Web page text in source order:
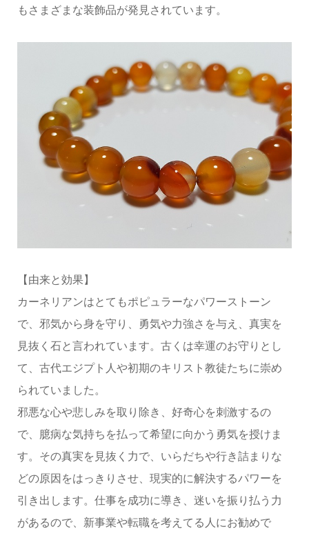
もさまざまな装飾品が発見されています。
【由来と効果】
カーネリアンはとてもポピュラーなパワーストーン
で、邪気から身を守り、勇気や力強さを与え、真実を
見抜く石と言われています。古くは幸運のお守りとし
て、古代エジプト人や初期のキリスト教徒たちに崇め
られていました。
邪悪な心や悲しみを取り除き、好奇心を刺激するの
で、臆病な気持ちを払って希望に向かう勇気を授けま
す。その真実を見抜く力で、いらだちや行き詰まりな
どの原因をはっきりさせ、現実的に解決するパワーを
引き出します。仕事を成功に導き、迷いを振り払う力
があるので、新事業や転職を考えてる人にお勧めで